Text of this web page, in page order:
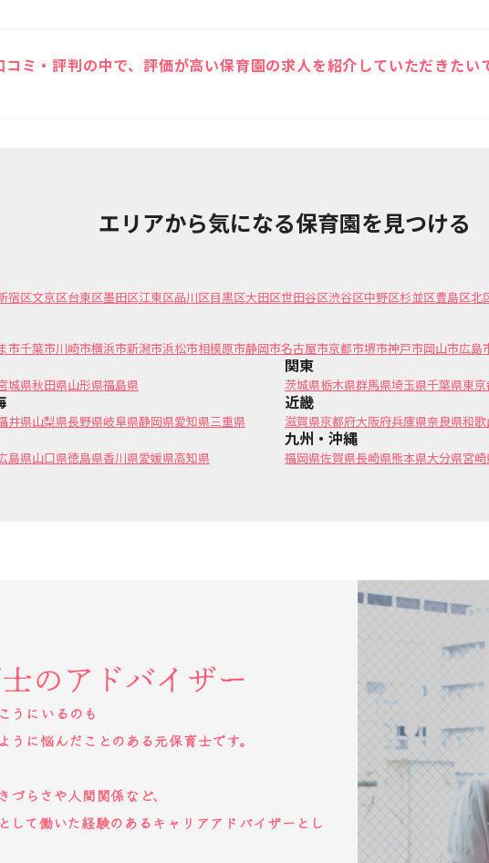
コミ・評判の中で、評価が高い保育園の求人を紹介していただきたい
エリアから気になる保育園を見つける
宿区文京区台東区墨田区江東区品川区目黒区大田区世田谷区渋谷区中野区杉並区豊島区北
市千葉市川崎市横浜市新潟市浜松市相模原市静岡市名古屋市京都市堺市神戸市岡山市広島
城県秋田県山形県福島県
関東
茨城県栃木県群馬県埼玉県千葉県東
井県山梨県長野県岐阜県静岡県愛知県三重県
近畿
滋賀県京都府大阪府兵庫県奈良県和
島県山口県徳島県香川県愛媛県高知県
九州・沖縄
福岡県佐賀県長崎県熊本県大分県宮
の アドバイザー
うにいるのも
うに悩んだことのある元保育士です。
づらさや人間関係など、
して働いた経験のあるキャリアアドバイザーとし